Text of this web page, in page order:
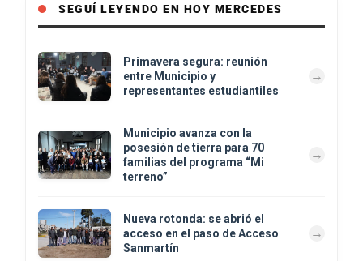
SEGUÍ LEYENDO EN HOY MERCEDES
Primavera segura: reunión
entre Municipio y
representantes estudiantiles
Municipio avanza con la
posesión de tierra para 70
familias del programa “Mi
terreno”
Nueva rotonda: se abrió el
acceso en el paso de Acceso
Sanmartín